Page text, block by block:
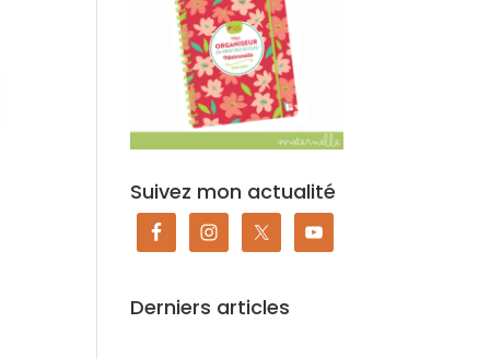
Suivez mon actualité
Derniers articles